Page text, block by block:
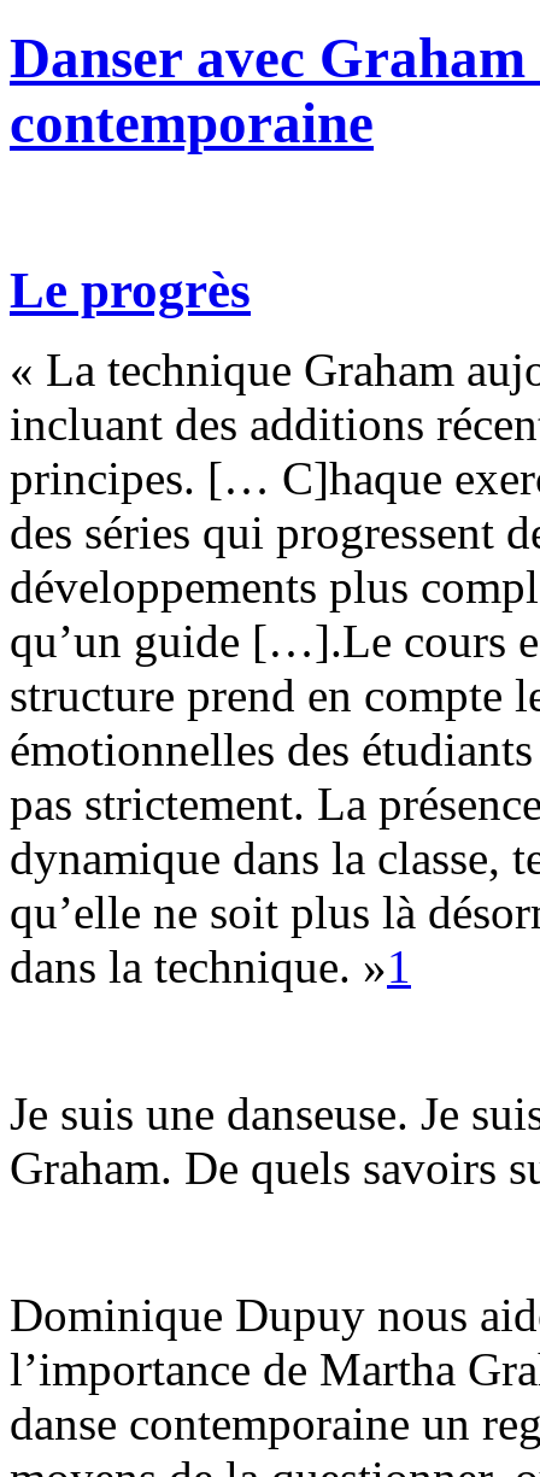
Danser avec
contemporaine
Le progrès
« La technique Graham
incluant des additions
principes. [… C]haque
des séries qui progressent
développements plus
qu’un guide […].Le cours
structure prend en compte
émotionnelles des
pas strictement. La
dynamique dans la classe,
qu’elle ne soit plus là
dans la technique. »1
Je suis une danseuse. Je
Graham. De quels savoirs
Dominique Dupuy nous
l’importance de Martha
danse contemporaine un